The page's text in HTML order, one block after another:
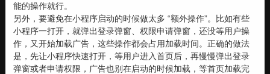
能的操作就行。
另外，要避免在小程序启动的时候做太多 “额外操作”。比如有些
小程序一打开，就弹出登录弹窗、权限申请弹窗，还没等用户操
作，又开始加载广告，这些操作都会占用加载时间。正确的做法
是，先让小程序快速打开，等用户进入首页后，再慢慢弹出登录
弹窗或者申请权限，广告也别在启动的时候加载，等首页加载完